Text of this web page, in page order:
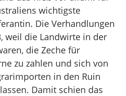
wichtigste
Die Verhandlungen
weil die Landwirte in der
die Zeche für
zu zahlen und sich von
in den Ruin
Damit schien das